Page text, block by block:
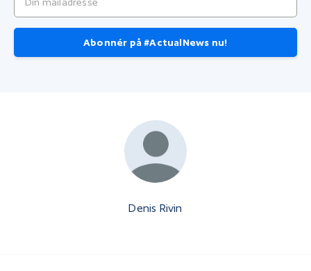
Abonnér på #ActualNews nu!
Denis Rivin